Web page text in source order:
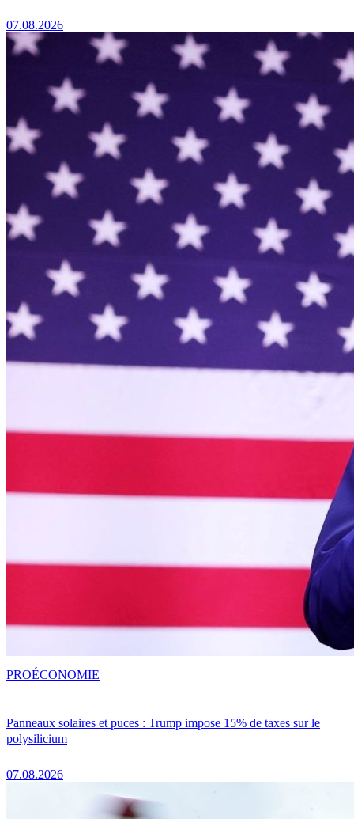
07.08.2026
Panneaux solaires et puces : Trump impose 15% de taxes sur le
polysilicium
07.08.2026
PROÉCONOMIE